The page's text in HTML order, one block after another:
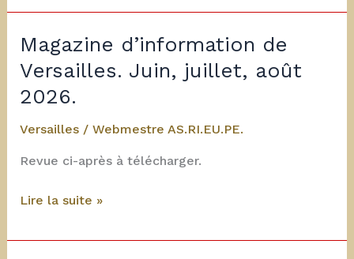
:
Mois
Molière
Magazine d’information de
Versailles. Juin, juillet, août
2026.
Versailles/ Webmestre AS.RI.EU.PE.
Revue ci-après à télécharger.
Magazine
de
Lire la suite »